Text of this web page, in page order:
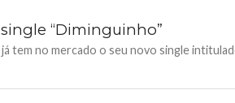
“Diminguinho”
tem no mercado o seu novo single